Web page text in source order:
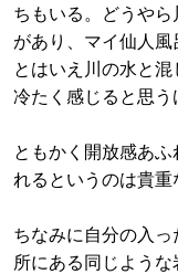
ちもいる。どうや
があり、マイ仙人風
とはいえ川の水と
冷たく感じると思う
ともかく開放感あ
れるというのは貴重
ちなみに自分の入
所にある同じよう